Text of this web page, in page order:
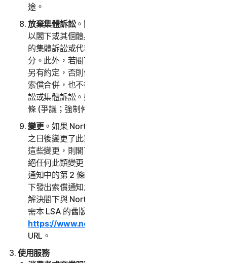
途。
放棄集體訴訟。閣下與諾頓LifeLock 同意，雙方均得
以閣下或其個體身分向對方提出索償，而非以任何聲稱
的集體訴訟或代表人訴訟中的起訴人或集體客戶的身
分。此外，若閣下選擇仲裁，除非閣下與諾頓LifeLock
另有約定，否則仲裁員不得將一人以上的索償與閣下的
索償合併，也不得以其他方式主持任何形式的代表人訴
訟或集體訴訟。如果此特定條款無法執行，則此第 2
條 (爭議；強制仲裁) 的全部內容均視為無效。
變更。如果 NortonLifeLock 在閣下首次接受本 LSA
之日後變更了此第 2 條，並且閣下沒有另外確認同意
這些變更，則閣下可以在閣下的索償通知中以此聲明拒
絕任何此類變更。閣下未能在索償通知中拒絕對此索償
通知中的第 2 條的任何變更，即表示閣下同意根據閣
下發出索償通知之日起生效的「爭議解決」一條的條款
解決閣下與 NortonLifeLock 之間的任何索償要求。如
需本 LSA 的舊版，請參閱
https://www.nortonlifelock.com/legal/
URL。
使用服務